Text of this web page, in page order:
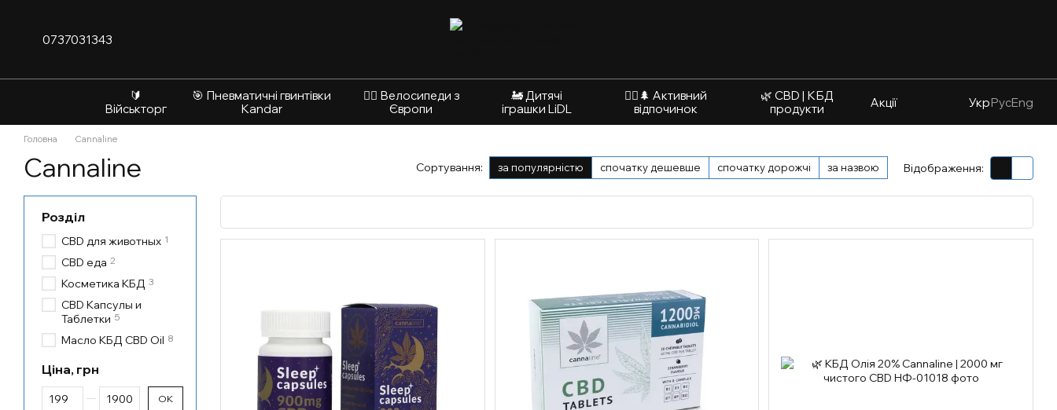
0737031343
🔰
Військторг
🎯 Пневматичні гвинтівки
Kandar
🚴‍♂️ Велосипеди з
Європи
🚂 Дитячі
іграшки LiDL
🚵‍♂️🌲 Активний
відпочинок
🌿 CBD | КБД
продукти
Акції УкрРусEng
Головна Cannaline
Cannaline Сортування: за популярністю спочатку дешевше спочатку дорожчі за назвою Відображення:
Розділ
CBD для животных 1
CBD еда 2
Косметика КБД 3
CBD Капсулы и
Таблетки 5
Масло КБД CBD Oil 8
Ціна, грн
Від Ціна, грн
До Ціна, грн ОК